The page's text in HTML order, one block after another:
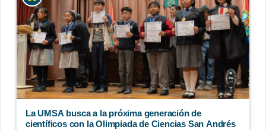
La UMSA busca a la próxima generación de
científicos con la Olimpiada de Ciencias San Andrés